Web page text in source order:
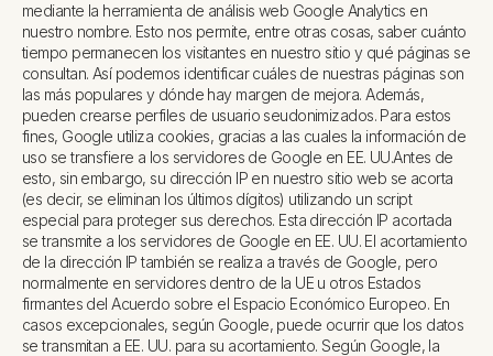
mediante la herramienta de análisis web Google Analytics en
nuestro nombre. Esto nos permite, entre otras cosas, saber cuánto
tiempo permanecen los visitantes en nuestro sitio y qué páginas se
consultan. Así podemos identificar cuáles de nuestras páginas son
las más populares y dónde hay margen de mejora. Además,
pueden crearse perfiles de usuario seudonimizados. Para estos
fines, Google utiliza cookies, gracias a las cuales la información de
uso se transfiere a los servidores de Google en EE. UU.Antes de
esto, sin embargo, su dirección IP en nuestro sitio web se acorta
(es decir, se eliminan los últimos dígitos) utilizando un script
especial para proteger sus derechos. Esta dirección IP acortada
se transmite a los servidores de Google en EE. UU. El acortamiento
de la dirección IP también se realiza a través de Google, pero
normalmente en servidores dentro de la UE u otros Estados
firmantes del Acuerdo sobre el Espacio Económico Europeo. En
casos excepcionales, según Google, puede ocurrir que los datos
se transmitan a EE. UU. para su acortamiento. Según Google, la